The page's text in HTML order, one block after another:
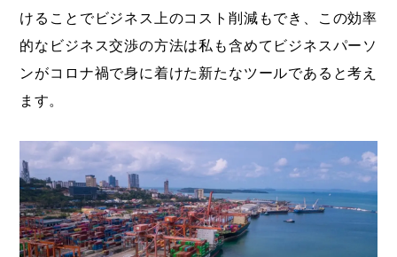
けることでビジネス上のコスト削減もでき、この効率
的なビジネス交渉の方法は私も含めてビジネスパーソ
ンがコロナ禍で身に着けた新たなツールであると考え
ます。